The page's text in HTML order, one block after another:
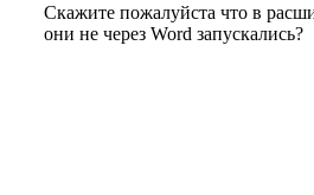
Скажите пожалуйста что в
они не через Word запускались?